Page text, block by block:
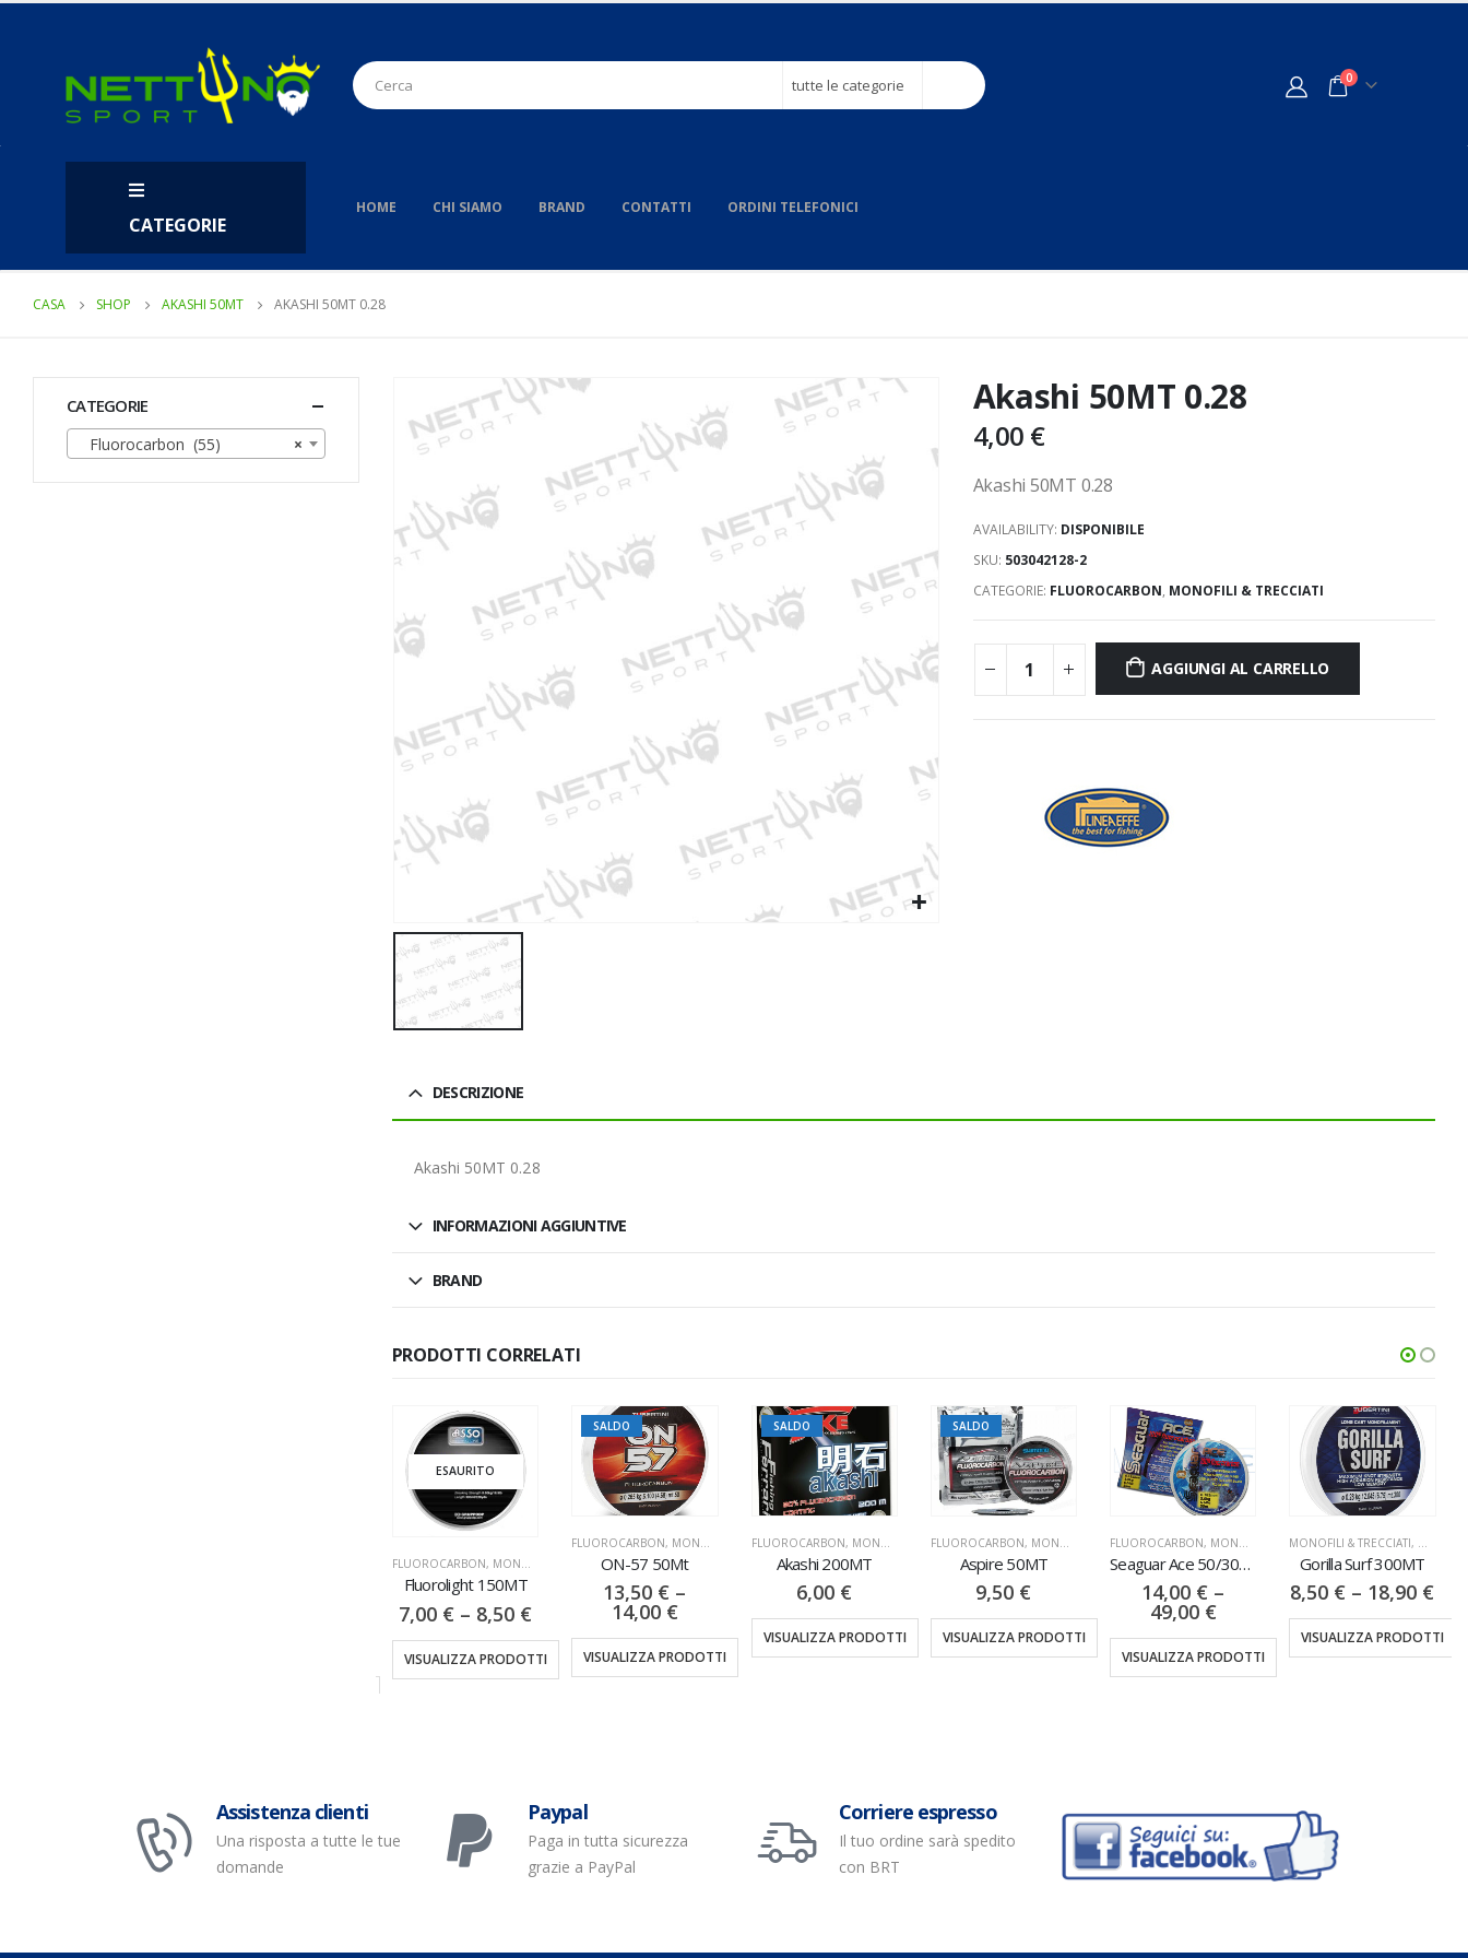
tutte le categorie 0
CATEGORIE
HOME CHI SIAMO BRAND CONTATTI ORDINI TELEFONICI
CASA SHOP AKASHI 50MT AKASHI 50MT 0.28
Akashi 50MT 0.28
4,00 €
Akashi 50MT 0.28
AVAILABILITY: DISPONIBILE
SKU: 503042128-2
CATEGORIE: FLUOROCARBON, MONOFILI & TRECCIATI
AGGIUNGI AL CARRELLO
DESCRIZIONE
Akashi 50MT 0.28
INFORMAZIONI AGGIUNTIVE
BRAND
PRODOTTI CORRELATI
ESAURITO
FLUOROCARBON,MONOFILI & TRECCIATI
Fluorolight 150MT
7,00€–8,50€
VISUALIZZA PRODOTTI
SALDO
FLUOROCARBON,MONOFILI & TRECCIATI
ON-57 50Mt
13,50€–
14,00€
VISUALIZZA PRODOTTI
SALDO
FLUOROCARBON,MONOFILI & TRECCIATI
Akashi 200MT
6,00€
VISUALIZZA PRODOTTI
SALDO
FLUOROCARBON,MONOFILI & TRECCIATI
Aspire 50MT
9,50€
VISUALIZZA PRODOTTI
FLUOROCARBON,MONOFILI & TRECCIATI
Seaguar Ace 50/30/15MT
14,00€–
49,00€
VISUALIZZA PRODOTTI
MONOFILI & TRECCIATI,NYLON
Gorilla Surf 300MT
8,50€–18,90€
VISUALIZZA PRODOTTI
CATEGORIE
×
Fluorocarbon (55)
Assistenza clienti
Una risposta a tutte le tue
domande
Paypal
Paga in tutta sicurezza
grazie a PayPal
Corriere espresso
Il tuo ordine sarà spedito
con BRT